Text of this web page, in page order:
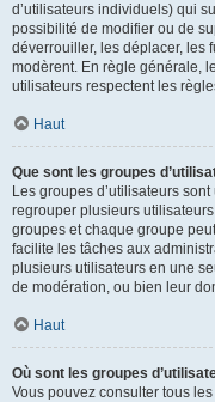
d’utilisateurs individuels) qui
possibilité de modifier ou de
déverrouiller, les déplacer, les
modèrent. En règle générale,
utilisateurs respectent les
Haut
Que sont les groupes
Les groupes d’utilisateurs
regrouper plusieurs
groupes et chaque groupe
facilite les tâches aux
plusieurs utilisateurs en une
de modération, ou bien leur
Haut
Où sont les groupes
Vous pouvez consulter tous